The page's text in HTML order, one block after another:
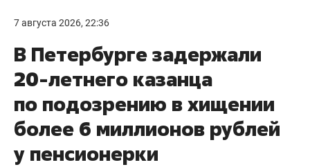
7 августа 2026, 22:36
В Петербурге задержали
20-летнего казанца
по подозрению в хищении
более 6 миллионов рублей
у пенсионерки